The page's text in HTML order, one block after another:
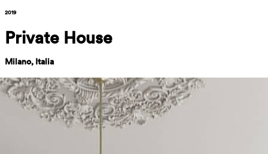
2019
Private House
Milano, Italia